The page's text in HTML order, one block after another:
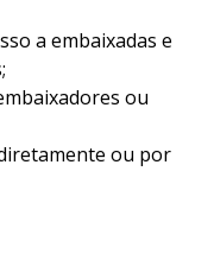
a embaixadas e
ou
ou por